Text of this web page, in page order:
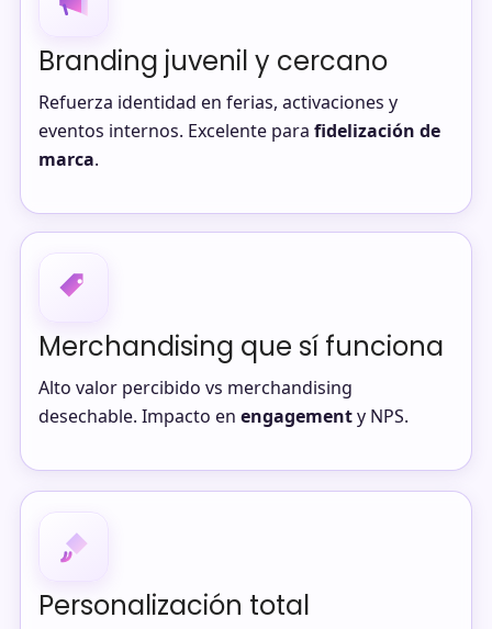
Branding juvenil y cercano
Refuerza identidad en ferias, activaciones y
eventos internos. Excelente para fidelización de
marca.
Merchandising que sí funciona
Alto valor percibido vs merchandising
desechable. Impacto en engagementy NPS.
Personalización total